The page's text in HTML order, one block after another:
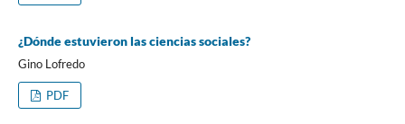
¿Dónde estuvieron las ciencias sociales?
Gino Lofredo
PDF